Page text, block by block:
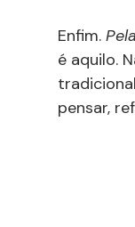
Enfim.
é aquilo.
pensar,